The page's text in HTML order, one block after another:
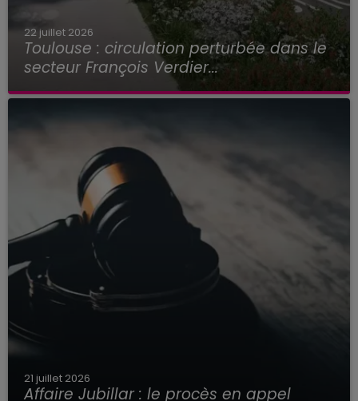
22 juillet 2026
Toulouse : circulation perturbée dans le
secteur François Verdier...
21 juillet 2026
Affaire Jubillar : le procès en appel